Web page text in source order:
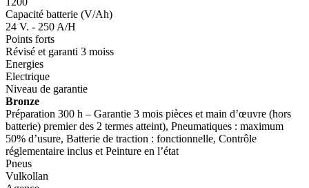
Capacité batterie (V/Ah)
24 V. - 250 A/H
Points forts
Révisé et garanti 3 moiss
Energies
Electrique
Niveau de garantie
Bronze
Préparation 300 h – Garantie 3 mois pièces et main d’œuvre (hors
batterie) premier des 2 termes atteint), Pneumatiques : maximum
50% d’usure, Batterie de traction : fonctionnelle, Contrôle
réglementaire inclus et Peinture en l’état
Pneus
Vulkollan